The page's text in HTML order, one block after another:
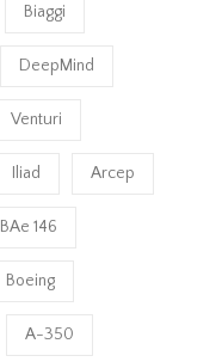
Biaggi
DeepMind
Venturi
Iliad Arcep
BAe 146
Boeing
A-350